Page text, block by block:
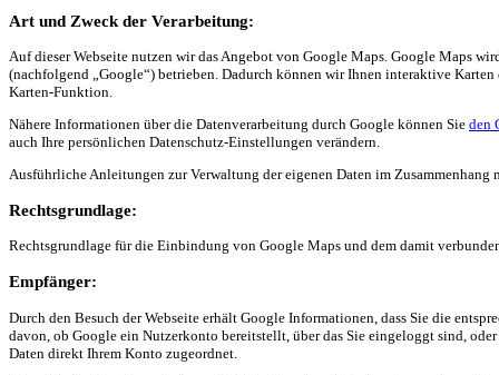
Art und Zweck der Verarbeitung:
Auf dieser Webseite nutzen wir das Angebot von Google Maps. Google Maps
(nachfolgend „Google“) betrieben. Dadurch können wir Ihnen interaktive
Karten-Funktion.
Nähere Informationen über die Datenverarbeitung durch Google können Sie den
auch Ihre persönlichen Datenschutz-Einstellungen verändern.
Ausführliche Anleitungen zur Verwaltung der eigenen Daten im Zusammenhang
Rechtsgrundlage:
Rechtsgrundlage für die Einbindung von Google Maps und dem damit
Empfänger:
Durch den Besuch der Webseite erhält Google Informationen, dass Sie die
davon, ob Google ein Nutzerkonto bereitstellt, über das Sie eingeloggt sind,
Daten direkt Ihrem Konto zugeordnet.